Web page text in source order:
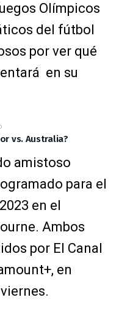
Olímpicos
del fútbol
por ver qué
en su
vs. Australia?
amistoso
para el
en el
Ambos
por El Canal
en